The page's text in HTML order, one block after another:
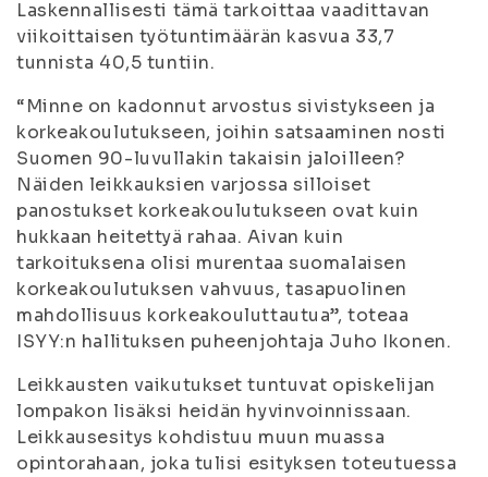
Laskennallisesti tämä tarkoittaa vaadittavan
viikoittaisen työtuntimäärän kasvua 33,7
tunnista 40,5 tuntiin.
“Minne on kadonnut arvostus sivistykseen ja
korkeakoulutukseen, joihin satsaaminen nosti
Suomen 90-luvullakin takaisin jaloilleen?
Näiden leikkauksien varjossa silloiset
panostukset korkeakoulutukseen ovat kuin
hukkaan heitettyä rahaa. Aivan kuin
tarkoituksena olisi murentaa suomalaisen
korkeakoulutuksen vahvuus, tasapuolinen
mahdollisuus korkeakouluttautua”, toteaa
ISYY:n hallituksen puheenjohtaja Juho Ikonen.
Leikkausten vaikutukset tuntuvat opiskelijan
lompakon lisäksi heidän hyvinvoinnissaan.
Leikkausesitys kohdistuu muun muassa
opintorahaan, joka tulisi esityksen toteutuessa